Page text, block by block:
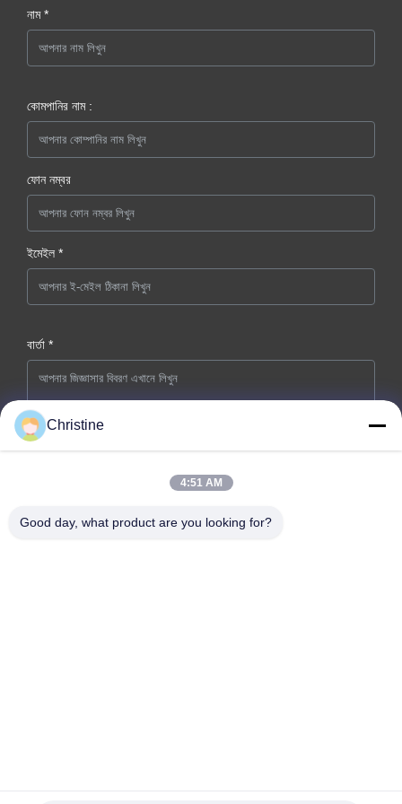
নাম *
কোমপানির নাম :
ফোন নম্বর
ইমেইল *
বার্তা *
Christine
4:51 AM
Good day, what product are you looking for?